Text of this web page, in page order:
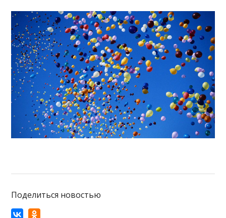
Поделиться новостью